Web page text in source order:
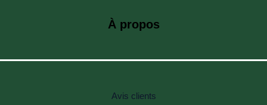
À propos
Avis clients